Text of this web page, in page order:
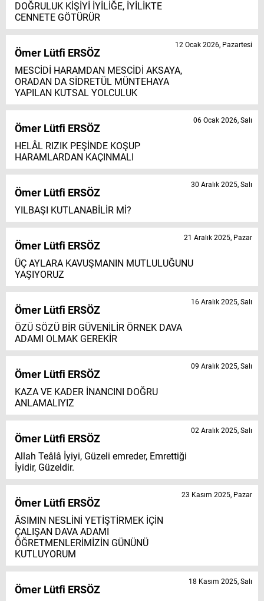
DOĞRULUK KİŞİYİ İYİLİĞE, İYİLİKTE
CENNETE GÖTÜRÜR
Ömer Lütfi ERSÖZ
MESCİDİ HARAMDAN MESCİDİ AKSAYA,
ORADAN DA SİDRETÜL MÜNTEHAYA
YAPILAN KUTSAL YOLCULUK
12 Ocak 2026, Pazartesi
Ömer Lütfi ERSÖZ
HELÂL RIZIK PEŞİNDE KOŞUP
HARAMLARDAN KAÇINMALI
06 Ocak 2026, Salı
Ömer Lütfi ERSÖZ
YILBAŞI KUTLANABİLİR Mİ?
30 Aralık 2025, Salı
Ömer Lütfi ERSÖZ
ÜÇ AYLARA KAVUŞMANIN MUTLULUĞUNU
YAŞIYORUZ
21 Aralık 2025, Pazar
Ömer Lütfi ERSÖZ
ÖZÜ SÖZÜ BİR GÜVENİLİR ÖRNEK DAVA
ADAMI OLMAK GEREKİR
16 Aralık 2025, Salı
Ömer Lütfi ERSÖZ
KAZA VE KADER İNANCINI DOĞRU
ANLAMALIYIZ
09 Aralık 2025, Salı
Ömer Lütfi ERSÖZ
Allah Teâlâ İyiyi, Güzeli emreder, Emrettiği
İyidir, Güzeldir.
02 Aralık 2025, Salı
Ömer Lütfi ERSÖZ
ÂSIMIN NESLİNİ YETİŞTİRMEK İÇİN
ÇALIŞAN DAVA ADAMI
ÖĞRETMENLERİMİZİN GÜNÜNÜ
KUTLUYORUM
23 Kasım 2025, Pazar
Ömer Lütfi ERSÖZ
18 Kasım 2025, Salı